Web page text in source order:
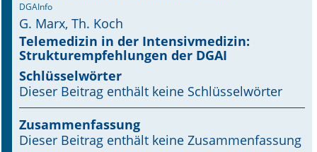
Aktuelle Ausgabe
Leitlinien
Archiv
Supplements
Supplements OrphanAnesthesia
DGAInfo
G. Marx, Th. Koch
Telemedizin in der Intensivmedizin:
Strukturempfehlungen der DGAI
Schlüsselwörter
Dieser Beitrag enthält keine Schlüsselwörter
Zusammenfassung
Dieser Beitrag enthält keine Zusammenfassung